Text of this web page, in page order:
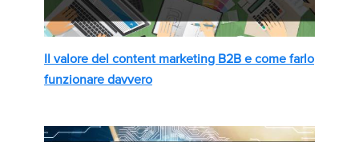
Il valore del content marketing B2B e come farlo
funzionare davvero